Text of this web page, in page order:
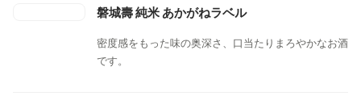
磐城壽 純米 あかがねラベル
密度感をもった味の奥深さ、口当たりまろやかなお酒
です。